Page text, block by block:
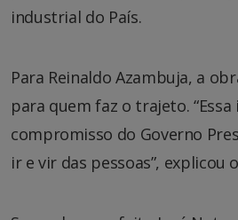
industrial do País.
Para Reinaldo Azambuja, a
para quem faz o trajeto.
compromisso do Governo
ir e vir das pessoas”, explicou